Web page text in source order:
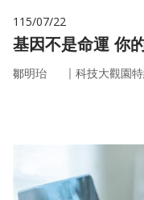
115/07/22
基因
鄒明珆 ｜ 科技大觀園